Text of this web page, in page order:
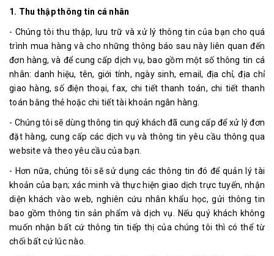
1. Thu thập thông tin cá nhân
- Chúng tôi thu thập, lưu trữ và xử lý thông tin của bạn cho quá
trình mua hàng và cho những thông báo sau này liên quan đến
đơn hàng, và để cung cấp dịch vụ, bao gồm một số thông tin cá
nhân: danh hiệu, tên, giới tính, ngày sinh, email, địa chỉ, địa chỉ
giao hàng, số điện thoại, fax, chi tiết thanh toán, chi tiết thanh
toán bằng thẻ hoặc chi tiết tài khoản ngân hàng.
- Chúng tôi sẽ dùng thông tin quý khách đã cung cấp để xử lý đơn
đặt hàng, cung cấp các dịch vụ và thông tin yêu cầu thông qua
website và theo yêu cầu của bạn.
- Hơn nữa, chúng tôi sẽ sử dụng các thông tin đó để quản lý tài
khoản của bạn; xác minh và thực hiện giao dịch trực tuyến, nhận
diện khách vào web, nghiên cứu nhân khẩu học, gửi thông tin
bao gồm thông tin sản phẩm và dịch vụ. Nếu quý khách không
muốn nhận bất cứ thông tin tiếp thị của chúng tôi thì có thể từ
chối bất cứ lúc nào.